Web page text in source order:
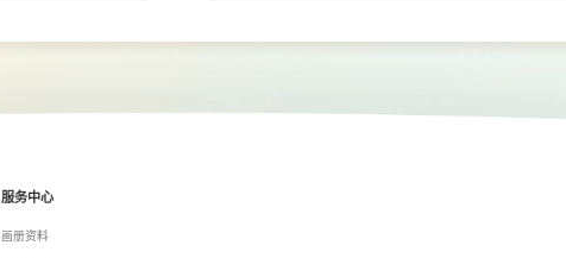
服务中心
画册资料